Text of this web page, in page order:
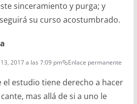
sinceramiento y purga; y
su curso acostumbrado.
2017 a las 7:09 pm Enlace permanente
el estudio tiene derecho a hacer
mas allá de si a uno le